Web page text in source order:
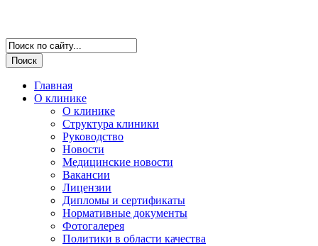
Главная
О клинике
О клинике
Структура клиники
Руководство
Новости
Медицинские новости
Вакансии
Лицензии
Дипломы и сертификаты
Нормативные документы
Фотогалерея
Политики в области качества